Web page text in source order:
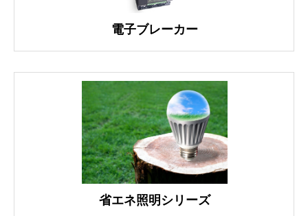
電子ブレーカー
省エネ照明シリーズ